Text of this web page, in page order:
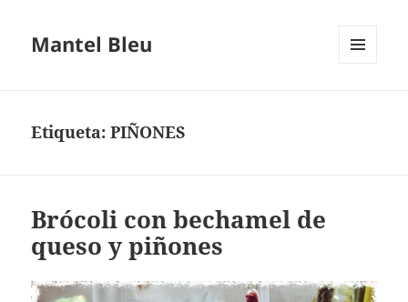
Mantel Bleu
Etiqueta:PIÑONES
Brócoli con bechamel de
queso y piñones